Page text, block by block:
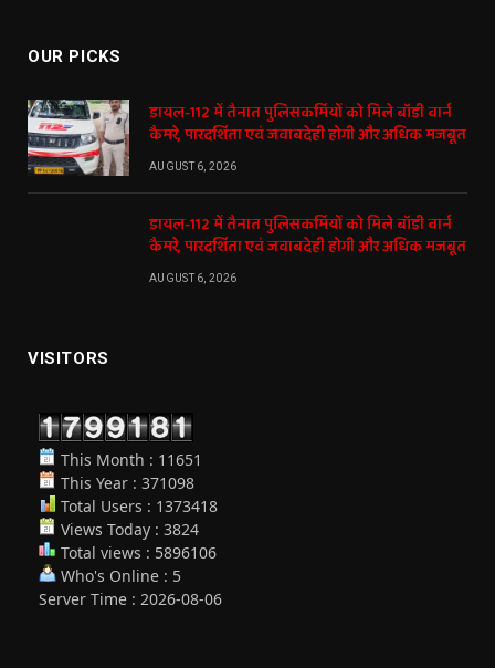
OUR PICKS
डायल-112 में तैनात पुलिसकर्मियों को मिले बॉडी वार्न
कैमरे, पारदर्शिता एवं जवाबदेही होगी और अधिक मजबूत
AUGUST 6, 2026
डायल-112 में तैनात पुलिसकर्मियों को मिले बॉडी वार्न
कैमरे, पारदर्शिता एवं जवाबदेही होगी और अधिक मजबूत
AUGUST 6, 2026
VISITORS
This Month : 11651
This Year : 371098
Total Users : 1373418
Views Today : 3824
Total views : 5896106
Who's Online : 5
Server Time : 2026-08-06